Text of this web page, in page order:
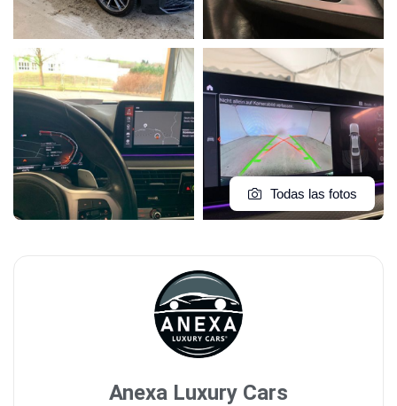
Todas las fotos
Anexa Luxury Cars